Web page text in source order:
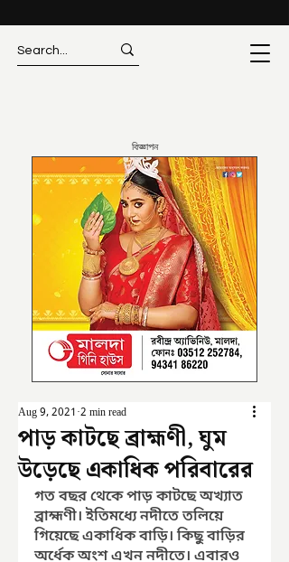
বিজ্ঞাপন
পাড় কাটছে ব্রাহ্মণী, ঘুম
উড়েছে একাধিক পরিবারের
Aug 9, 2021 2 min read
গত বছর থেকে পাড় কাটছে অখ্যাত
ব্রাহ্মণী। ইতিমধ্যে নদীতে তলিয়ে
গিয়েছে একাধিক বাড়ি। কিছু বাড়ির
অর্ধেক অংশ এখন নদীতে। এবারও